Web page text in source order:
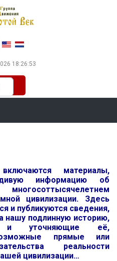
язык
18:26:54
материалы,
информацию об
цивилизации. Здесь
и публикуются сведения,
нашу подлинную историю,
и уточняющие её,
прямые или
реальности
цивилизации…